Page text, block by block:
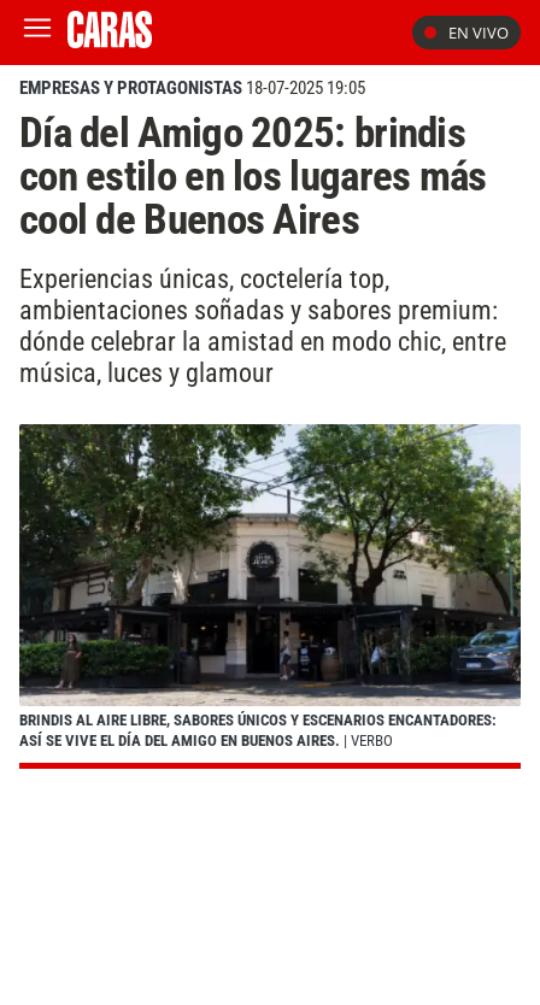
EN VIVO
EMPRESAS Y PROTAGONISTAS 18-07-2025 19:05
Día del Amigo 2025: brindis
con estilo en los lugares más
cool de Buenos Aires
Experiencias únicas, coctelería top,
ambientaciones soñadas y sabores premium:
dónde celebrar la amistad en modo chic, entre
música, luces y glamour
BRINDIS AL AIRE LIBRE, SABORES ÚNICOS Y ESCENARIOS ENCANTADORES:
ASÍ SE VIVE EL DÍA DEL AMIGO EN BUENOS AIRES. | VERBO